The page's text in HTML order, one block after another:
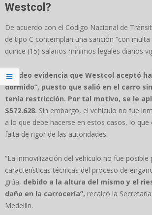
Westcol?
De acuerdo con el Código Nacional de
de tipo C contemplan una sanción “con
quince (15) salarios mínimos legales diarios
El video evidencia que Westcol aceptó
dormido”, puesto que salió en el carro
tenía restricción. Por tal motivo, se le
$572.628. Sin embargo, el vehículo no fue
a lo que debe hacerse en estos casos, lo
falta de rigor de las autoridades.
“La inmovilización del vehículo no fue posible
características técnicas del proceso de
grúa, debido a la altura del mismo y el
daño en la carrocería”, recalcó la
Medellín.